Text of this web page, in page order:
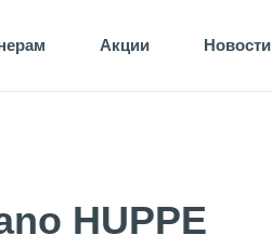
Акции Новости
HUPPE